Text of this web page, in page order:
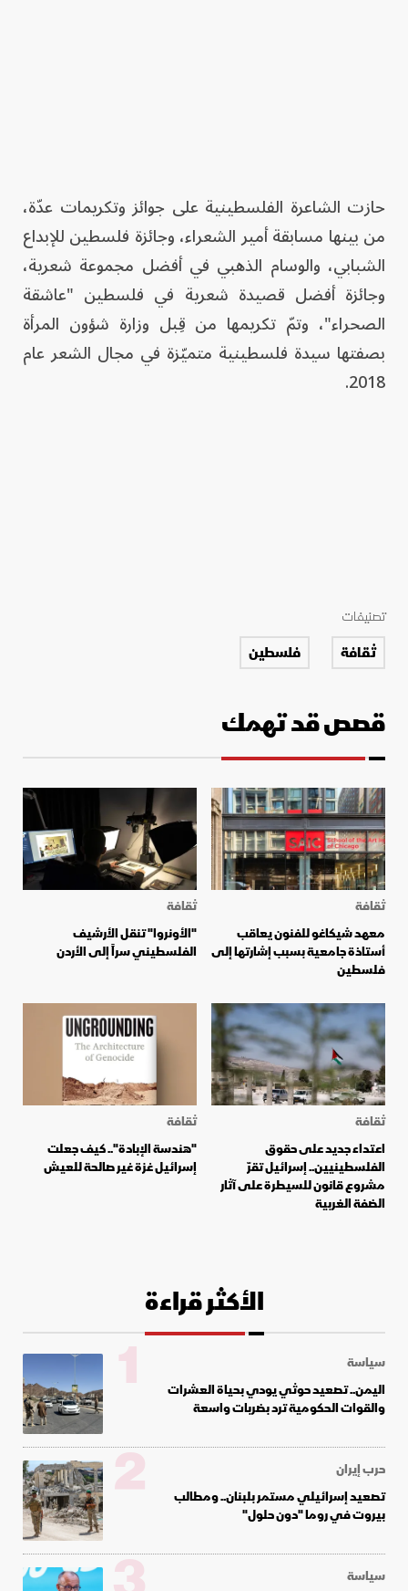
حازت الشاعرة الفلسطينية على جوائز وتكريمات عدّة،
من بينها مسابقة أمير الشعراء، وجائزة فلسطين للإبداع
الشبابي، والوسام الذهبي في أفضل مجموعة شعرية،
وجائزة أفضل قصيدة شعرية في فلسطين "عاشقة
الصحراء"، وتمّ تكريمها من قِبل وزارة شؤون المرأة
بصفتها سيدة فلسطينية متميّزة في مجال الشعر عام
2018.
تصنيفات
ثقافة فلسطين
قصص قد تهمك
ثقافة
معهد شيكاغو للفنون يعاقب
أستاذة جامعية بسبب إشارتها إلى
فلسطين
ثقافة
"الأونروا" تنقل الأرشيف
الفلسطيني سراً إلى الأردن
ثقافة
اعتداء جديد على حقوق
الفلسطينيين.. إسرائيل تقرّ
مشروع قانون للسيطرة على آثار
الضفة الغربية
ثقافة
"هندسة الإبادة".. كيف جعلت
إسرائيل غزة غير صالحة للعيش
الأكثر قراءة
سياسة
اليمن.. تصعيد حوثي يودي بحياة العشرات
والقوات الحكومية ترد بضربات واسعة
1
حرب إيران
تصعيد إسرائيلي مستمر بلبنان.. ومطالب
بيروت في روما "دون حلول"
2
سياسة